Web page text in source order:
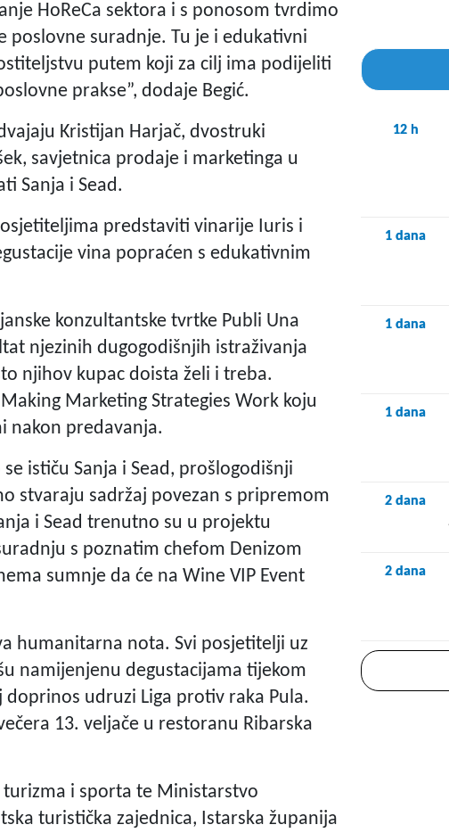
HoReCa sektora i s ponosom tvrdimo
poslovne suradnje. Tu je i edukativni
putem koji za cilj ima podijeliti
prakse”, dodaje Begić.
Kristijan Harjač, dvostruki
savjetnica prodaje i marketinga u
Sanja i Sead.
predstaviti vinarije Iuris i
vina popraćen s edukativnim
konzultantske tvrtke Publi Una
njezinih dugogodišnjih istraživanja
njihov kupac doista želi i treba.
Marketing Strategies Work koju
nakon predavanja.
ističu Sanja i Sead, prošlogodišnji
stvaraju sadržaj povezan s pripremom
i Sead trenutno su u projektu
s poznatim chefom Denizom
sumnje da će na Wine VIP Event
humanitarna nota. Svi posjetitelji uz
namijenjenu degustacijama tijekom
udruzi Liga protiv raka Pula.
13. veljače u restoranu Ribarska
i sporta te Ministarstvo
turistička zajednica, Istarska županija
12 h
1 dana
1 dana
1 dana
2 dana
2 dana